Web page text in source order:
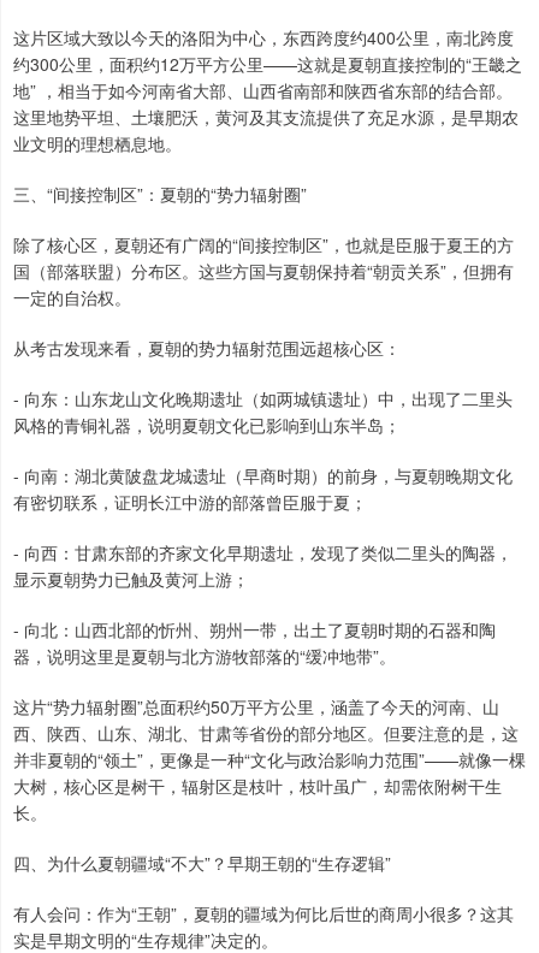
这片区域大致以今天的洛阳为中心，东西跨度约400公里，南北跨度
约300公里，面积约12万平方公里——这就是夏朝直接控制的“王畿之
地” ，相当于如今河南省大部、山西省南部和陕西省东部的结合部。
这里地势平坦、土壤肥沃，黄河及其支流提供了充足水源，是早期农
业文明的理想栖息地。
三、“间接控制区”：夏朝的“势力辐射圈”
除了核心区，夏朝还有广阔的“间接控制区”，也就是臣服于夏王的方
国（部落联盟）分布区。这些方国与夏朝保持着“朝贡关系”，但拥有
一定的自治权。
从考古发现来看，夏朝的势力辐射范围远超核心区：
- 向东：山东龙山文化晚期遗址（如两城镇遗址）中，出现了二里头
风格的青铜礼器，说明夏朝文化已影响到山东半岛；
- 向南：湖北黄陂盘龙城遗址（早商时期）的前身，与夏朝晚期文化
有密切联系，证明长江中游的部落曾臣服于夏；
- 向西：甘肃东部的齐家文化早期遗址，发现了类似二里头的陶器，
显示夏朝势力已触及黄河上游；
- 向北：山西北部的忻州、朔州一带，出土了夏朝时期的石器和陶
器，说明这里是夏朝与北方游牧部落的“缓冲地带”。
这片“势力辐射圈”总面积约50万平方公里，涵盖了今天的河南、山
西、陕西、山东、湖北、甘肃等省份的部分地区。但要注意的是，这
并非夏朝的“领土”，更像是一种“文化与政治影响力范围”——就像一棵
大树，核心区是树干，辐射区是枝叶，枝叶虽广，却需依附树干生
长。
四、为什么夏朝疆域“不大”？早期王朝的“生存逻辑”
有人会问：作为“王朝”，夏朝的疆域为何比后世的商周小很多？这其
实是早期文明的“生存规律”决定的。